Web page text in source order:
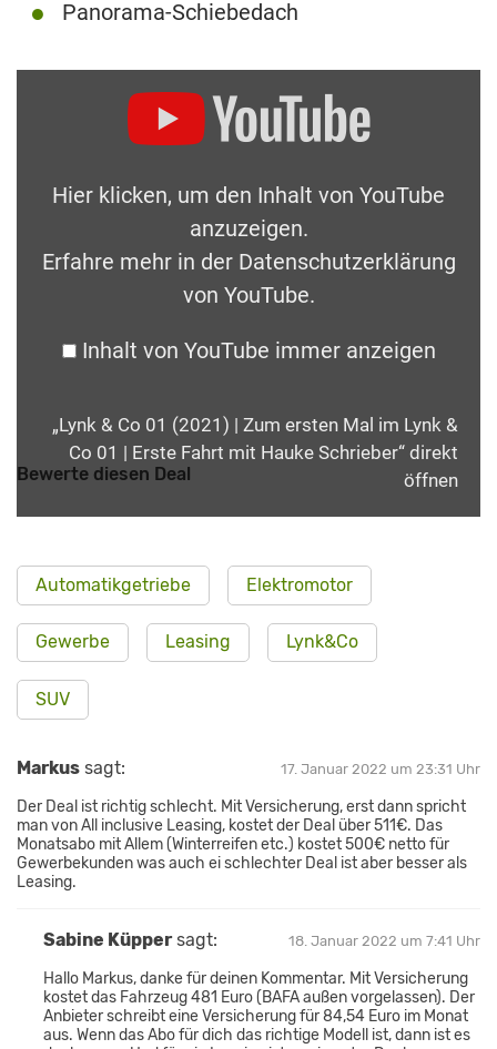
Panorama-Schiebedach
Hier klicken, um den Inhalt von YouTube
anzuzeigen.
Erfahre mehr in der Datenschutzerklärung
von YouTube.
Inhalt von YouTube immer anzeigen
„Lynk & Co 01 (2021) | Zum ersten Mal im Lynk &
Co 01 | Erste Fahrt mit Hauke Schrieber“ direkt
öffnen
Bewerte diesen Deal
Automatikgetriebe Elektromotor
Gewerbe Leasing Lynk&Co
SUV
Markus sagt: 17. Januar 2022 um 23:31 Uhr
Der Deal ist richtig schlecht. Mit Versicherung, erst dann spricht
man von All inclusive Leasing, kostet der Deal über 511€. Das
Monatsabo mit Allem (Winterreifen etc.) kostet 500€ netto für
Gewerbekunden was auch ei schlechter Deal ist aber besser als
Leasing.
Sabine Küpper sagt: 18. Januar 2022 um 7:41 Uhr
Hallo Markus, danke für deinen Kommentar. Mit Versicherung
kostet das Fahrzeug 481 Euro (BAFA außen vorgelassen). Der
Anbieter schreibt eine Versicherung für 84,54 Euro im Monat
aus. Wenn das Abo für dich das richtige Modell ist, dann ist es